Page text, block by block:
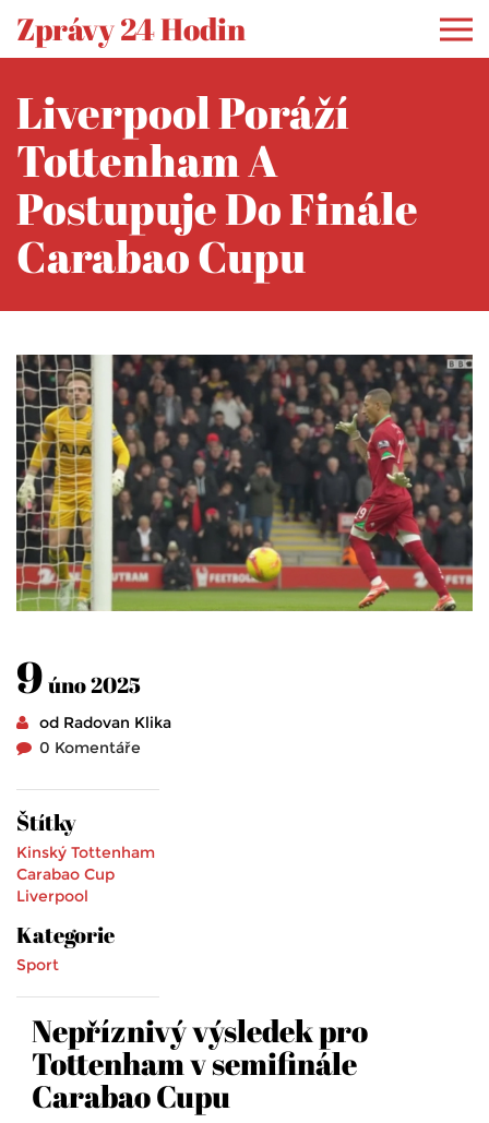
Zprávy 24 Hodin
Liverpool Poráží
Tottenham A
Postupuje Do Finále
Carabao Cupu
9úno 2025
od Radovan Klika
0 Komentáře
Štítky
Kinský Tottenham
Carabao Cup
Liverpool
Kategorie
Sport
Nepříznivý výsledek pro
Tottenham v semifinále
Carabao Cupu